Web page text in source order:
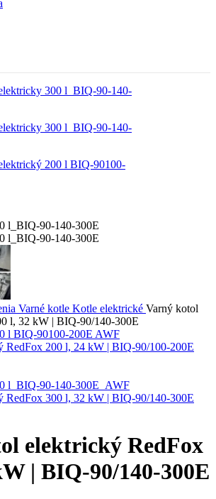
Varné kotle Kotle elektrické Varný kotol
l, 32 kW | BIQ-90/140-300E
RedFox 200 l, 24 kW | BIQ-90/100-200E
RedFox 300 l, 32 kW | BIQ-90/140-300E
elektrický RedFox
| BIQ-90/140-300E